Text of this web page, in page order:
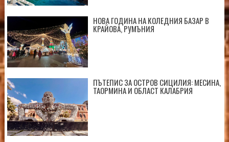
НОВА ГОДИНА НА КОЛЕДНИЯ БАЗАР В
КРАЙОВА, РУМЪНИЯ
ПЪТЕПИС ЗА ОСТРОВ СИЦИЛИЯ: МЕСИНА,
ТАОРМИНА И ОБЛАСТ КАЛАБРИЯ